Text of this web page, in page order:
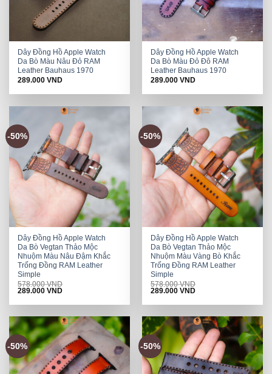
Dây Đồng Hồ Apple Watch
Da Bò Màu Nâu Đỏ RAM
Leather Bauhaus 1970
289.000VND
Dây Đồng Hồ Apple Watch
Da Bò Màu Đỏ Đô RAM
Leather Bauhaus 1970
289.000VND
-50%
Dây Đồng Hồ Apple Watch
Da Bò Vegtan Thảo Mộc
Nhuộm Màu Nâu Đậm Khắc
Trống Đồng RAM Leather
Simple
578.000VND
Original
was:
289.000VNDCurrent
is:
-50%
Dây Đồng Hồ Apple Watch
Da Bò Vegtan Thảo Mộc
Nhuộm Màu Vàng Bò Khắc
Trống Đồng RAM Leather
Simple
578.000VND
Original
was:
289.000VNDCurrent
is:
-50% -50%